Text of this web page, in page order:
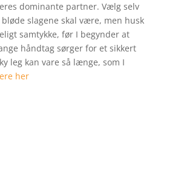
dominante partner. Vælg selv
slagene skal være, men husk
samtykke, før I begynder at
håndtag sørger for et sikkert
leg kan vare så længe, som I
her